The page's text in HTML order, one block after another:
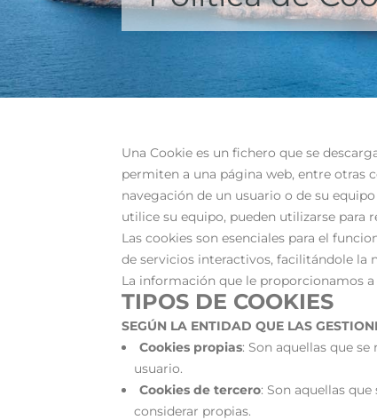
Una Cookie es un fichero que se
permiten a una página web, entre otras
navegación de un usuario o de su
utilice su equipo, pueden utilizarse para
Las cookies son esenciales para el
de servicios interactivos, facilitándole la
La información que le proporcionamos
TIPOS DE COOKIES
SEGÚN LA ENTIDAD QUE LAS
Cookies propias: Son aquellas que
usuario.
Cookies de tercero: Son aquellas
considerar propias.